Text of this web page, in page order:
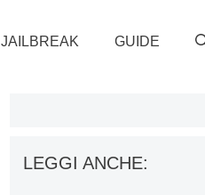
JAILBREAK GUIDE
LEGGI ANCHE: